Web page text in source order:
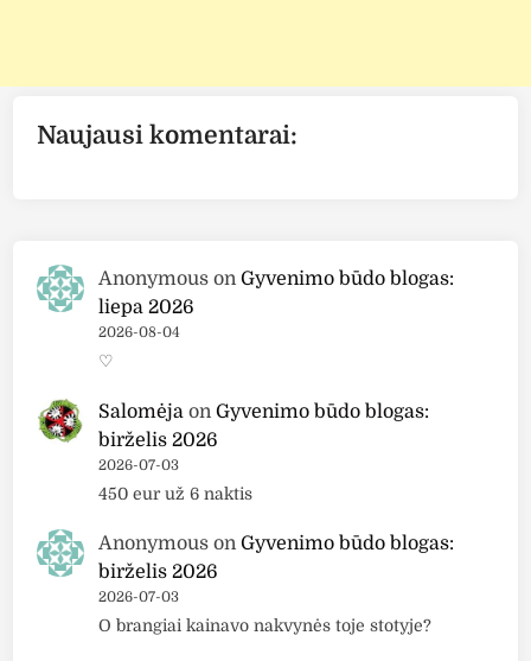
Naujausi komentarai:
Anonymous onGyvenimo būdo blogas:
liepa 2026
2026-08-04
♡
Salomėja onGyvenimo būdo blogas:
birželis 2026
2026-07-03
450 eur už 6 naktis
Anonymous onGyvenimo būdo blogas:
birželis 2026
2026-07-03
O brangiai kainavo nakvynės toje stotyje?